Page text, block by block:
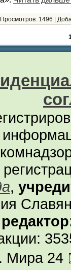
Просмотров: 1496
,
Мира